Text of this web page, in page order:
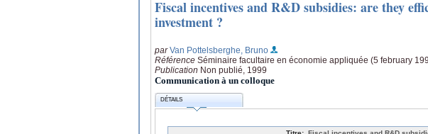
Fiscal incentives and R&D subsidies: are they
investment ?
parVan Pottelsberghe, Bruno
Référence Séminaire facultaire en économie appliquée (5 february
Publication Non publié, 1999
Communication à un colloque
DÉTAILS